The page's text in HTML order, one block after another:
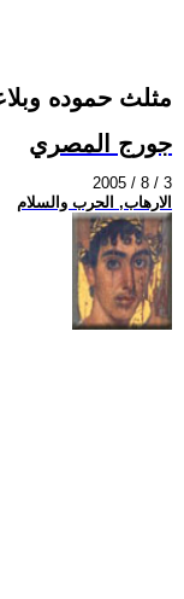
مثلث حموده
جورج المصري
2005 / 8 / 3
الارهاب, الحرب والسلام